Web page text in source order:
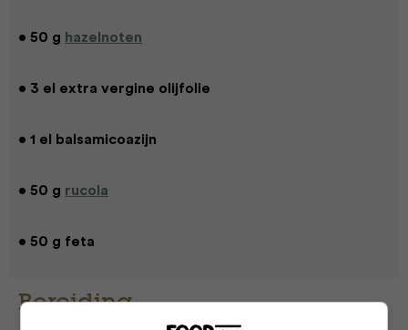
• 50 g hazelnoten
• 3 el extra vergine olijfolie
• 1 el balsamicoazijn
• 50 g rucola
• 50 g feta
Bereiding